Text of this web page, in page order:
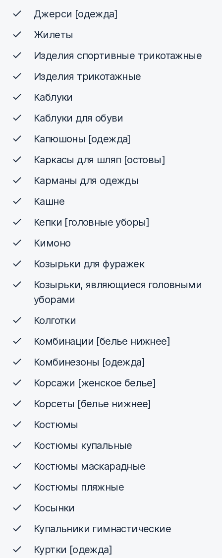
Джерси [одежда]
Жилеты
Изделия спортивные трикотажные
Изделия трикотажные
Каблуки
Каблуки для обуви
Капюшоны [одежда]
Каркасы для шляп [остовы]
Карманы для одежды
Кашне
Кепки [головные уборы]
Кимоно
Козырьки для фуражек
Козырьки, являющиеся головными
уборами
Колготки
Комбинации [белье нижнее]
Комбинезоны [одежда]
Корсажи [женское белье]
Корсеты [белье нижнее]
Костюмы
Костюмы купальные
Костюмы маскарадные
Костюмы пляжные
Косынки
Купальники гимнастические
Куртки [одежда]